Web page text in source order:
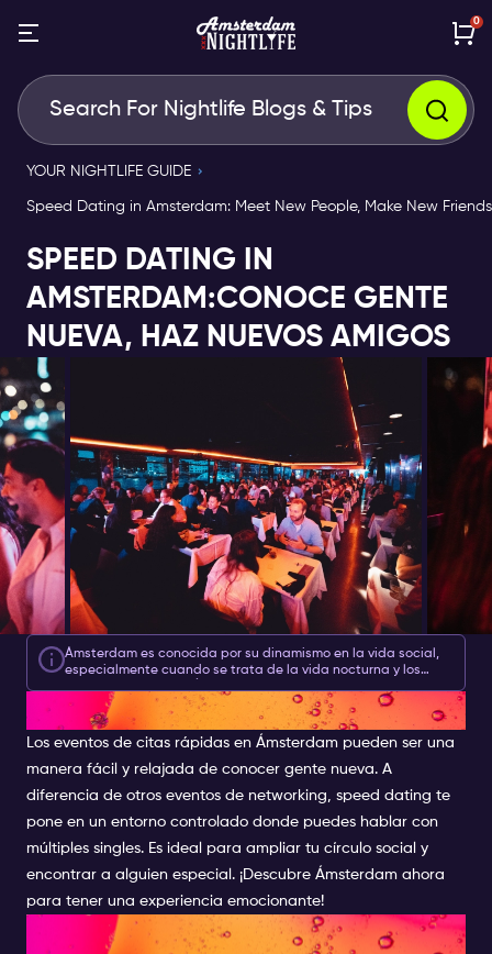
0
YOUR NIGHTLIFE GUIDE
Speed Dating in Amsterdam: Meet New People, Make New Friends
SPEED DATING IN
AMSTERDAM:CONOCE GENTE
NUEVA, HAZ NUEVOS AMIGOS
Ámsterdam es conocida por su dinamismo en la vida social,
especialmente cuando se trata de la vida nocturna y los
citas rápidas. Al ser una forma única de citas, le permite
pasar tiempo con muchas personas diferentes, maximizando
así las oportunidades de encontrar nuevas amistades y
conexiones románticas. Únase a esta increíble diversión en
una de las ciudades más excitantes del mundo para vivir una
SPEED DATING AMSTERDAM
Los eventos de citas rápidas en Ámsterdam pueden ser una
manera fácil y relajada de conocer gente nueva. A
diferencia de otros eventos de networking, speed dating te
pone en un entorno controlado donde puedes hablar con
múltiples singles. Es ideal para ampliar tu círculo social y
encontrar a alguien especial. ¡Descubre Ámsterdam ahora
para tener una experiencia emocionante!
¿QUÉ ES LA VELOCIDAD DE